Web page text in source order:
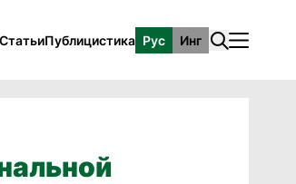
СтатьиПублицистика Рус Инг